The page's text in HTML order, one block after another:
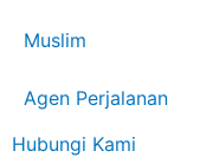
Muslim
Agen Perjalanan
Hubungi Kami